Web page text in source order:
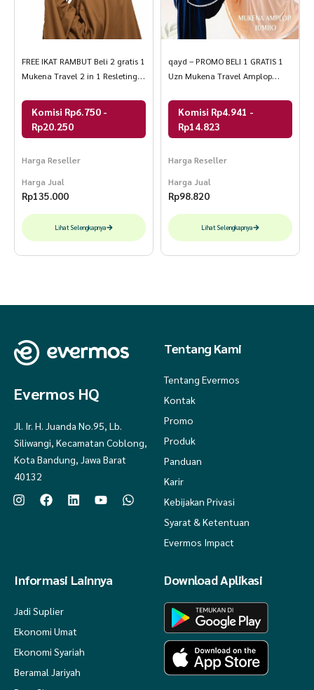
Saran penucucian bisa menggunakan mesin cuci
FREE IKAT RAMBUT Beli 2 gratis 1
Mukena Travel 2 in 1 Resleting
Komisi Rp6.750 -
Rp20.250
Harga Reseller
Harga Jual
Rp135.000
Lihat Selengkapnya
qayd – PROMO BELI 1 GRATIS 1
Uzn Mukena Travel Amplop
Komisi Rp4.941 -
Rp14.823
Harga Reseller
Harga Jual
Rp98.820
Lihat Selengkapnya
Evermos HQ
Jl. Ir. H. Juanda No.95, Lb.
Siliwangi, Kecamatan Coblong,
Kota Bandung, Jawa Barat
40132
Tentang Kami
Tentang Evermos
Kontak
Promo
Produk
Panduan
Karir
Kebijakan Privasi
Syarat & Ketentuan
Evermos Impact
Informasi Lainnya
Jadi Suplier
Ekonomi Umat
Ekonomi Syariah
Beramal Jariyah
Download Aplikasi